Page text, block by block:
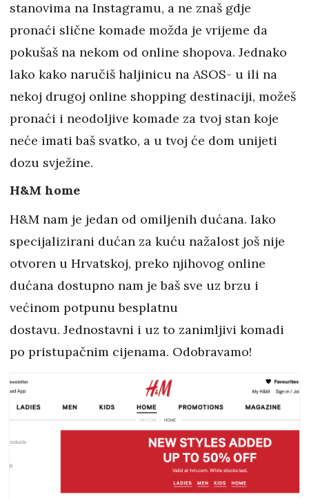
stanovima na Instagramu, a ne znaš gdje
pronaći slične komade možda je vrijeme da
pokušaš na nekom od online shopova. Jednako
lako kako naručiš haljinicu na ASOS- u ili na
nekoj drugoj online shopping destinaciji, možeš
pronaći i neodoljive komade za tvoj stan koje
neće imati baš svatko, a u tvoj će dom unijeti
dozu svježine.
H&M home
H&M nam je jedan od omiljenih dućana. Iako
specijalizirani dućan za kuću nažalost još nije
otvoren u Hrvatskoj, preko njihovog online
dućana dostupno nam je baš sve uz brzu i
većinom potpunu besplatnu
dostavu. Jednostavni i uz to zanimljivi komadi
po pristupačnim cijenama. Odobravamo!